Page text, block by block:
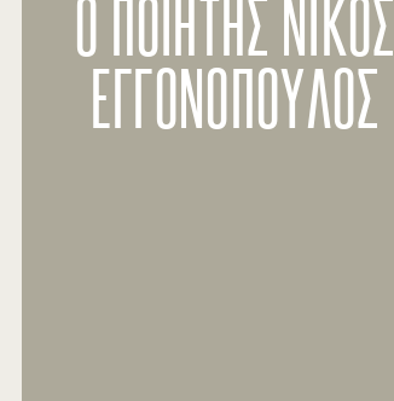
Ο ΠΟΙΗΤΗΣ ΝΙΚΟΣ
ΕΓΓΟΝΟΠΟΥΛΟΣ